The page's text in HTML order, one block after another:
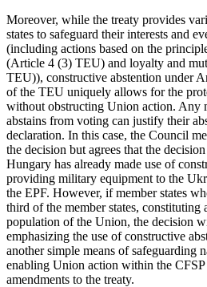
Moreover, while the treaty provides
states to safeguard their interests and
(including actions based on the
(Article 4 (3) TEU) and loyalty and
TEU)), constructive abstention under
of the TEU uniquely allows for the
without obstructing Union action. Any
abstains from voting can justify their
declaration. In this case, the Council
the decision but agrees that the
Hun­gary has already made use of
providing military equipment to the
the EPF. However, if member states
third of the member states, constituting
population of the Union, the decision
emphasizing the use of constructive
another simple means of safeguarding
enabling Union action within the
amendments to the treaty.